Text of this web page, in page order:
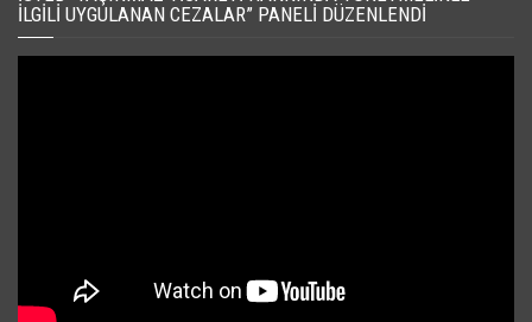
İLGILI UYGULANAN CEZALAR” PANELI DÜZENLENDI